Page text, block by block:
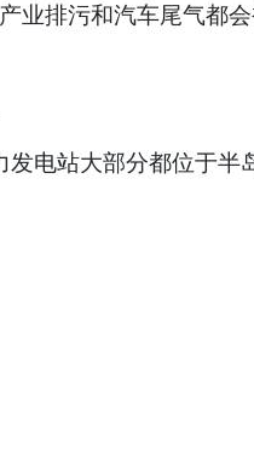
业排污和汽车尾气都
电站大部分都位于半